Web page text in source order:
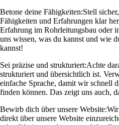
Betone deine Fähigkeiten:Stell
Fähigkeiten und Erfahrungen klar
Erfahrung im Rohrleitungsbau oder
uns wissen, was du kannst und wie
kannst!
Sei präzise und strukturiert:Achte
strukturiert und übersichtlich ist.
einfache Sprache, damit wir schnell
finden können. Das zeigt uns auch,
Bewirb dich über unsere Website:
direkt über unsere Website